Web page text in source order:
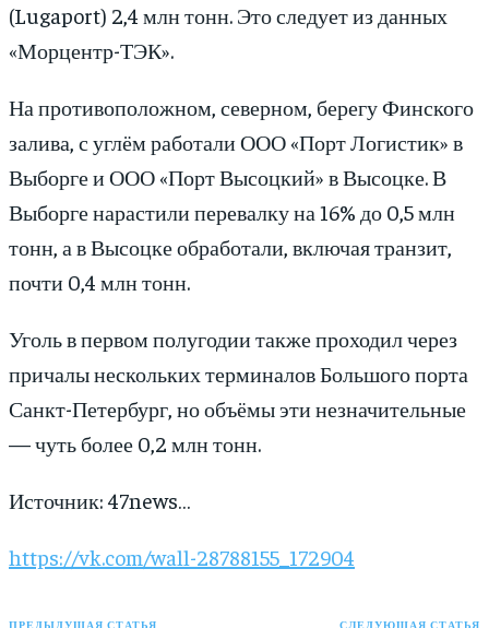
(Lugaport) 2,4 млн тонн. Это следует из данных
«Морцентр-ТЭК».
На противоположном, северном, берегу Финского
залива, с углём работали ООО «Порт Логистик» в
Выборге и ООО «Порт Высоцкий» в Высоцке. В
Выборге нарастили перевалку на 16% до 0,5 млн
тонн, а в Высоцке обработали, включая транзит,
почти 0,4 млн тонн.
Уголь в первом полугодии также проходил через
причалы нескольких терминалов Большого порта
Санкт-Петербург, но объёмы эти незначительные
— чуть более 0,2 млн тонн.
Источник: 47news…
https://vk.com/wall-28788155_172904
ПРЕДЫДУЩАЯ СТАТЬЯ СЛЕДУЮЩАЯ СТАТЬЯ